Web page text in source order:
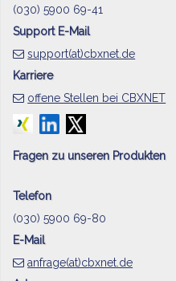
(030) 5900 69-41
Support E-Mail
support(at)cbxnet.de
Karriere
offene Stellen bei CBXNET
Fragen zu unseren Produkten
Telefon
(030) 5900 69-80
E-Mail
anfrage(at)cbxnet.de